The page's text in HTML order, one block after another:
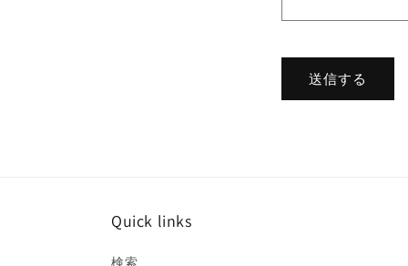
ォ
送信する
Quick links
検索